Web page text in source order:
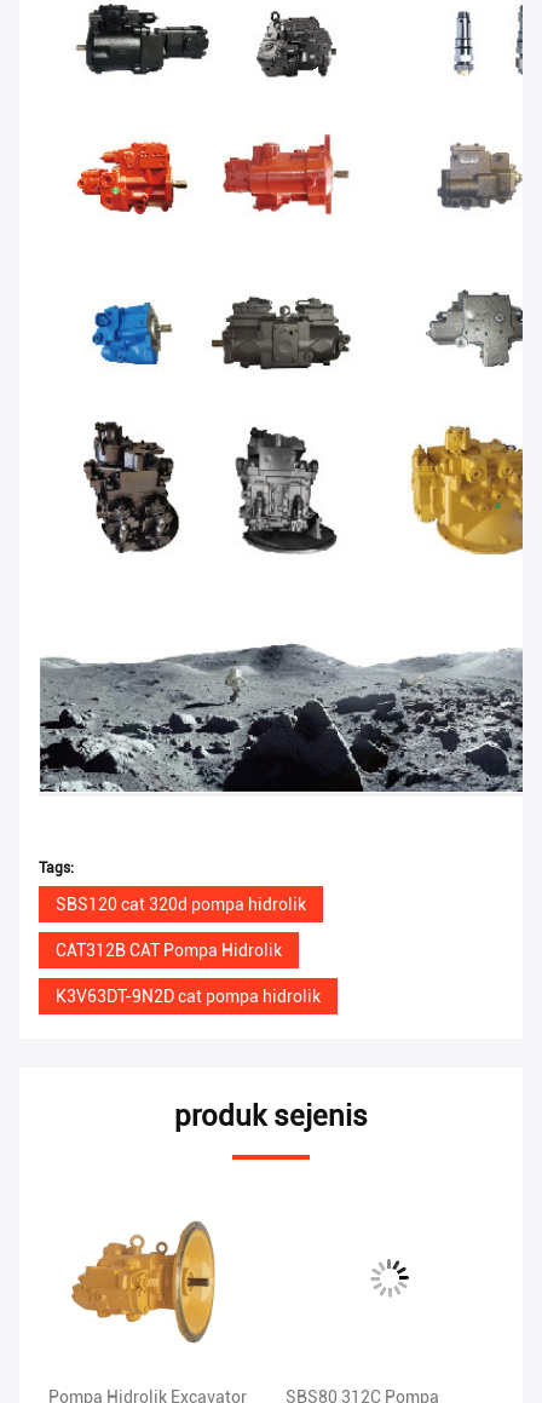
Tags:
SBS120 cat 320d pompa hidrolik
CAT312B CAT Pompa Hidrolik
K3V63DT-9N2D cat pompa hidrolik
produk sejenis
Pompa Hidrolik Excavator
SBS80 312C Pompa